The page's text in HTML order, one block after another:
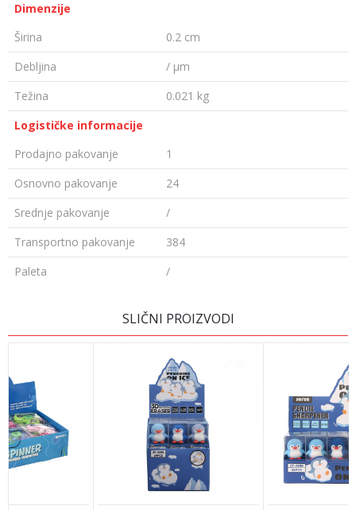
Dimenzije
Širina
0.2 cm
Debljina
/ µm
Težina
0.021 kg
Logističke informacije
Prodajno pakovanje
1
Osnovno pakovanje
24
Srednje pakovanje
/
Transportno pakovanje
384
Paleta
/
Email adresa
Poruka
SLIČNI PROIZVODI